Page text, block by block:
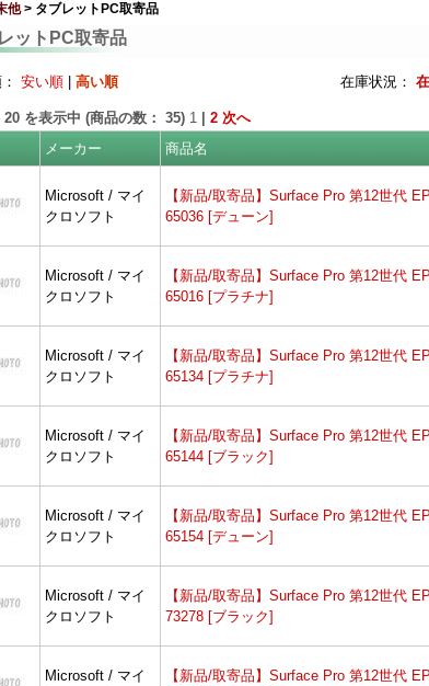
他> タブレットPC取寄品
ットPC取寄品
安い順 高い順在庫状況：
20 を表示中 (商品の数： 35) 1 2 次へ
メーカー 商品名
Microsoft / マイ
クロソフト
【新品/取寄品】Surface Pro 第12世代
65036 [デューン]
Microsoft / マイ
クロソフト
【新品/取寄品】Surface Pro 第12世代
65016 [プラチナ]
Microsoft / マイ
クロソフト
【新品/取寄品】Surface Pro 第12世代
65134 [プラチナ]
Microsoft / マイ
クロソフト
【新品/取寄品】Surface Pro 第12世代
65144 [ブラック]
Microsoft / マイ
クロソフト
【新品/取寄品】Surface Pro 第12世代
65154 [デューン]
Microsoft / マイ
クロソフト
【新品/取寄品】Surface Pro 第12世代
73278 [ブラック]
Microsoft / マイ
【新品/取寄品】Surface Pro 第12世代